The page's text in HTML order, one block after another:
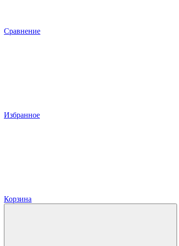
Сравнение
Избранное
Корзина